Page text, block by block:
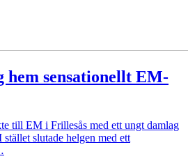
hem sensationellt EM-
till EM i Frillesås med ett ungt damlag
slutade helgen med ett